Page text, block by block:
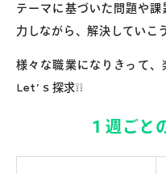
テーマに基づいた問題や
力しながら、解決していこ
様々な職業になりきって
Let’ｓ探求❕❕
１週ごと